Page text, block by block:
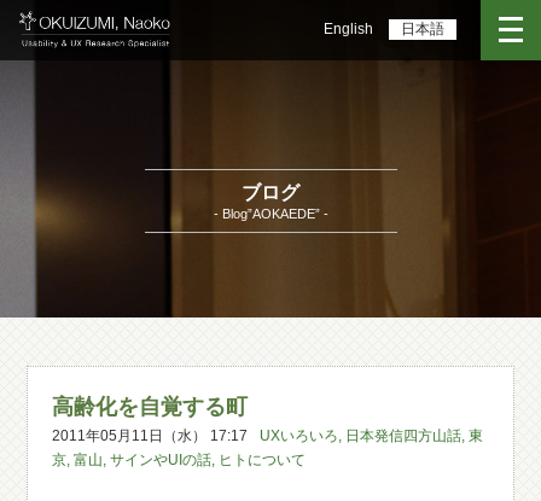
English 日本語
ブログ
- Blog”AOKAEDE” -
高齢化を自覚する町
2011年05月11日（水） 17:17 UXいろいろ, 日本発信四方山話,東
京,富山,サインやUIの話, ヒトについて